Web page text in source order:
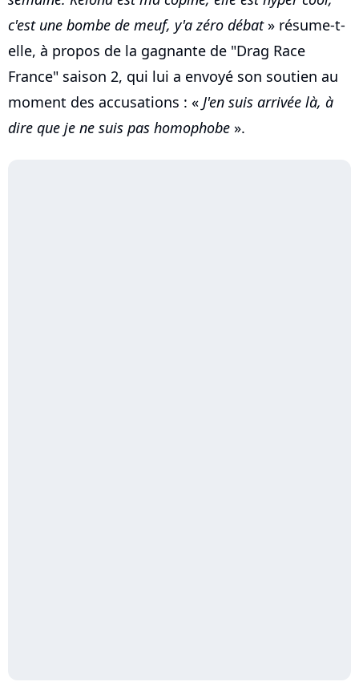
c'est une bombe de meuf, y'a zéro débat» résume-t-
elle, à propos de la gagnante de "Drag Race
France" saison 2, qui lui a envoyé son soutien au
moment des accusations : « J'en suis arrivée là, à
dire que je ne suis pas homophobe ».